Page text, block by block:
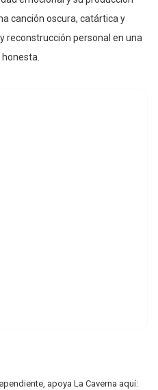
canción oscura, catártica y
reconstrucción personal en una
apoya La Caverna aquí: